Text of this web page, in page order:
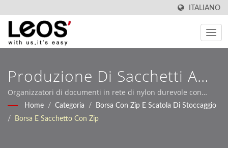
ITALIANO
Produzione Di Sacchetti A
Zip In Rete Morbida A4
Organizzatori di documenti in rete di nylon durevole con
chiusura a zip sicura per ordini all'ingrosso
Home / Categoria /
Borsa Con Zip E Scatola Di Stoccaggio
/
Borsa E Sacchetto Con Zip